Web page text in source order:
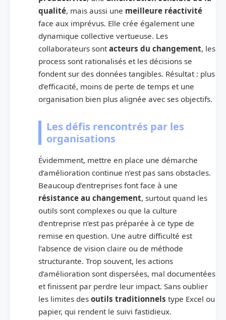
qualité, mais aussi une meilleure réactivité
face aux imprévus. Elle crée également une
dynamique collective vertueuse. Les
collaborateurs sont acteurs du changement, les
process sont rationalisés et les décisions se
fondent sur des données tangibles. Résultat : plus
d’efficacité, moins de perte de temps et une
organisation bien plus alignée avec ses objectifs.
Les défis rencontrés par les
organisations
Évidemment, mettre en place une démarche
d’amélioration continue n’est pas sans obstacles.
Beaucoup d’entreprises font face à une
résistance au changement, surtout quand les
outils sont complexes ou que la culture
d’entreprise n’est pas préparée à ce type de
remise en question. Une autre difficulté est
l’absence de vision claire ou de méthode
structurante. Trop souvent, les actions
d’amélioration sont dispersées, mal documentées
et finissent par perdre leur impact. Sans oublier
les limites des outils traditionnels type Excel ou
papier, qui rendent le suivi fastidieux.